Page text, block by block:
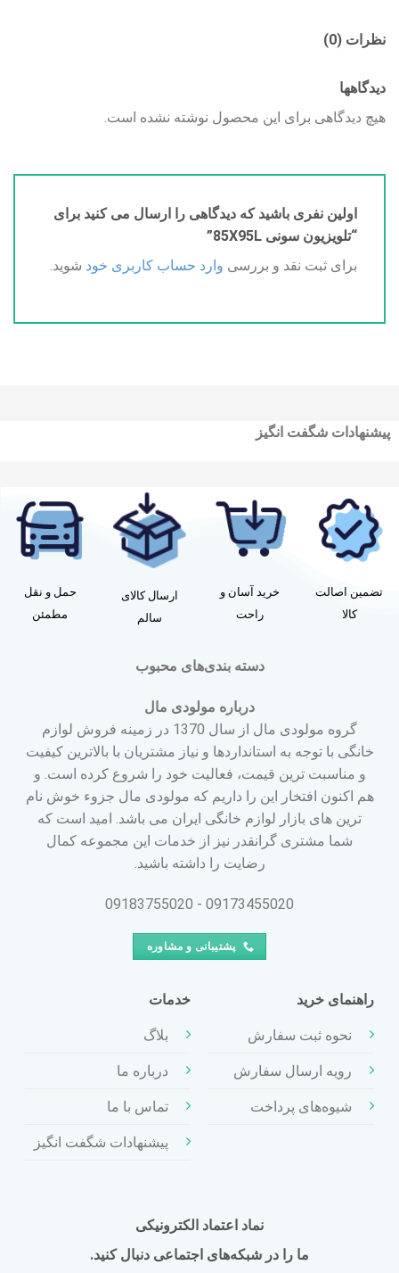
نظرات (0)
دیدگاهها
هیچ دیدگاهی برای این محصول نوشته نشده است.
اولین نفری باشید که دیدگاهی را ارسال می کنید برای
“تلویزیون سونی 85X95L”
برای ثبت نقد و بررسی وارد حساب کاربری خود شوید.
پیشنهادات شگفت انگیز
تضمین اصالت
کالا
خرید آسان و
راحت
ارسال کالای
سالم
حمل و نقل
مطمئن
دسته بندی‌های محبوب
درباره مولودی مال
گروه مولودی مال از سال 1370 در زمینه فروش لوازم
خانگی با توجه به استانداردها و نیاز مشتریان با بالاترین کیفیت
و مناسبت ترین قیمت، فعالیت خود را شروع کرده است. و
هم اکنون افتخار این را داریم که مولودی مال جزوء خوش نام
ترین های بازار لوازم خانگی ایران می باشد. امید است که
شما مشتری گرانقدر نیز از خدمات این مجموعه کمال
رضایت را داشته باشید.
09173455020 - 09183755020
پشتیبانی و مشاوره
راهنمای خرید
نحوه ثبت سفارش
رویه ارسال سفارش
شیوه‌های پرداخت
خدمات
بلاگ
درباره ما
تماس با ما
پیشنهادات شگفت انگیز
نماد اعتماد الکترونیکی
ما را در شبکه‌های اجتماعی دنبال کنید.